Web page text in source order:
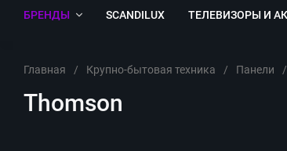
БРЕНДЫ SCANDILUX ТЕЛЕВИЗОРЫ И
Главная / Крупно-бытовая техника / Панели /
Thomson